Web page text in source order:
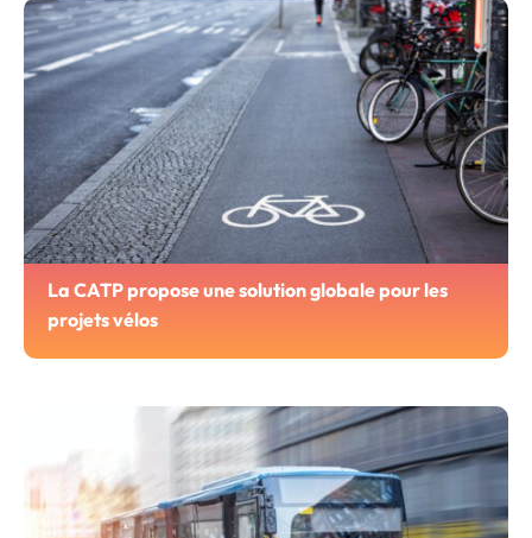
La CATP propose une solution globale pour les
projets vélos
En complétant progressivement son offre dédiée aux vélos
besoins des collectivités.